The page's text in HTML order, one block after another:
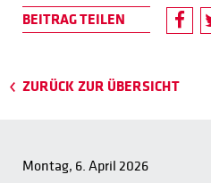
ZURÜCK ZUR ÜBERSICHT
Montag, 6. April 2026